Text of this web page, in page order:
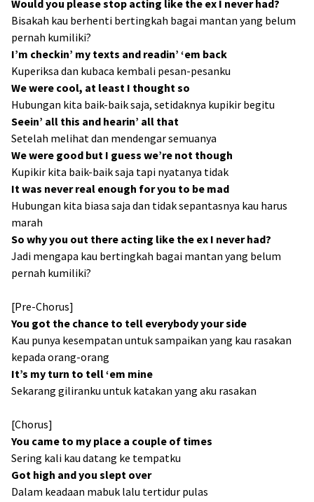
Would you please stop acting like the ex I never had?
Bisakah kau berhenti bertingkah bagai mantan yang belum
pernah kumiliki?
I’m checkin’ my texts and readin’ ‘em back
Kuperiksa dan kubaca kembali pesan-pesanku
We were cool, at least I thought so
Hubungan kita baik-baik saja, setidaknya kupikir begitu
Seein’ all this and hearin’ all that
Setelah melihat dan mendengar semuanya
We were good but I guess we’re not though
Kupikir kita baik-baik saja tapi nyatanya tidak
It was never real enough for you to be mad
Hubungan kita biasa saja dan tidak sepantasnya kau harus
marah
So why you out there acting like the ex I never had?
Jadi mengapa kau bertingkah bagai mantan yang belum
pernah kumiliki?
[Pre-Chorus]
You got the chance to tell everybody your side
Kau punya kesempatan untuk sampaikan yang kau rasakan
kepada orang-orang
It’s my turn to tell ‘em mine
Sekarang giliranku untuk katakan yang aku rasakan
[Chorus]
You came to my place a couple of times
Sering kali kau datang ke tempatku
Got high and you slept over
Dalam keadaan mabuk lalu tertidur pulas